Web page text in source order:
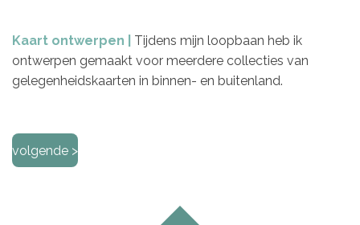
Kaart ontwerpen |
Tijdens mijn loopbaan heb ik
ontwerpen gemaakt voor meerdere collecties van
gelegenheidskaarten in binnen- en buitenland.
volgende >